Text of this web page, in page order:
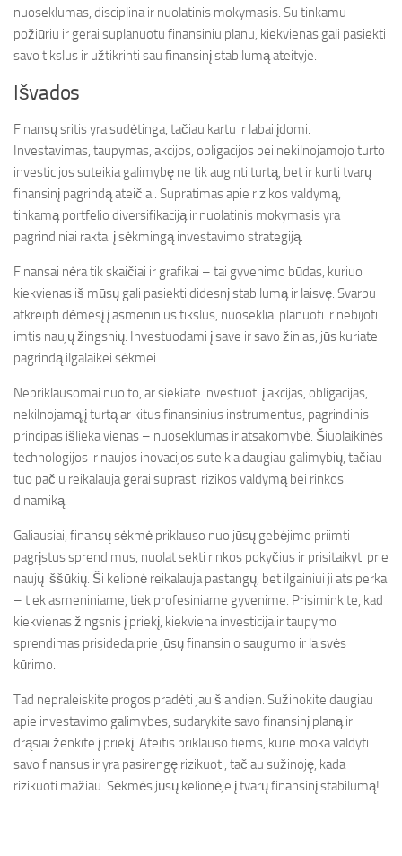
nuoseklumas, disciplina ir nuolatinis mokymasis. Su tinkamu
požiūriu ir gerai suplanuotu finansiniu planu, kiekvienas gali pasiekti
savo tikslus ir užtikrinti sau finansinį stabilumą ateityje.
Išvados
Finansų sritis yra sudėtinga, tačiau kartu ir labai įdomi.
Investavimas, taupymas, akcijos, obligacijos bei nekilnojamojo turto
investicijos suteikia galimybę ne tik auginti turtą, bet ir kurti tvarų
finansinį pagrindą ateičiai. Supratimas apie rizikos valdymą,
tinkamą portfelio diversifikaciją ir nuolatinis mokymasis yra
pagrindiniai raktai į sėkmingą investavimo strategiją.
Finansai nėra tik skaičiai ir grafikai – tai gyvenimo būdas, kuriuo
kiekvienas iš mūsų gali pasiekti didesnį stabilumą ir laisvę. Svarbu
atkreipti dėmesį į asmeninius tikslus, nuosekliai planuoti ir nebijoti
imtis naujų žingsnių. Investuodami į save ir savo žinias, jūs kuriate
pagrindą ilgalaikei sėkmei.
Nepriklausomai nuo to, ar siekiate investuoti į akcijas, obligacijas,
nekilnojamąjį turtą ar kitus finansinius instrumentus, pagrindinis
principas išlieka vienas – nuoseklumas ir atsakomybė. Šiuolaikinės
technologijos ir naujos inovacijos suteikia daugiau galimybių, tačiau
tuo pačiu reikalauja gerai suprasti rizikos valdymą bei rinkos
dinamiką.
Galiausiai, finansų sėkmė priklauso nuo jūsų gebėjimo priimti
pagrįstus sprendimus, nuolat sekti rinkos pokyčius ir prisitaikyti prie
naujų iššūkių. Ši kelionė reikalauja pastangų, bet ilgainiui ji atsiperka
– tiek asmeniniame, tiek profesiniame gyvenime. Prisiminkite, kad
kiekvienas žingsnis į priekį, kiekviena investicija ir taupymo
sprendimas prisideda prie jūsų finansinio saugumo ir laisvės
kūrimo.
Tad nepraleiskite progos pradėti jau šiandien. Sužinokite daugiau
apie investavimo galimybes, sudarykite savo finansinį planą ir
drąsiai ženkite į priekį. Ateitis priklauso tiems, kurie moka valdyti
savo finansus ir yra pasirengę rizikuoti, tačiau sužinoję, kada
rizikuoti mažiau. Sėkmės jūsų kelionėje į tvarų finansinį stabilumą!